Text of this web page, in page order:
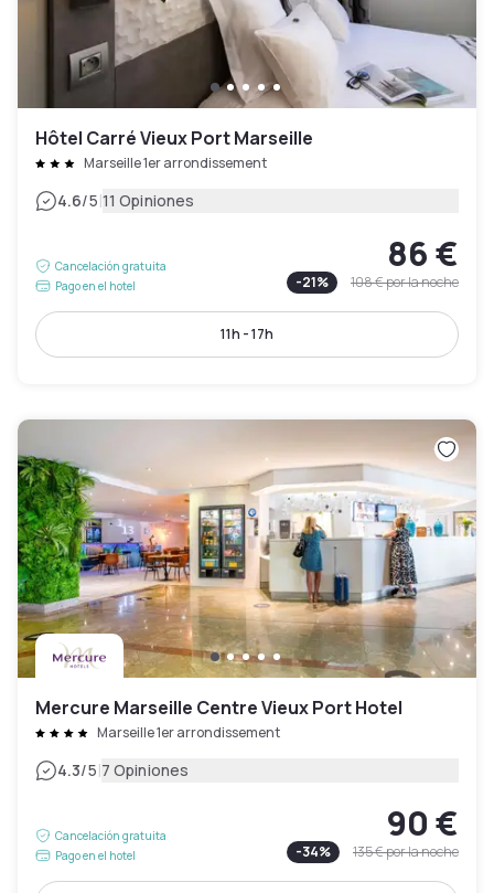
Hôtel Carré Vieux Port Marseille
Marseille 1er arrondissement
4.6/5|11 Opiniones
Cancelación gratuita
Pago en el hotel
86 €
-21% 108 €por la noche
11h - 17h
Mercure Marseille Centre Vieux Port Hotel
Marseille 1er arrondissement
4.3/5|7 Opiniones
Cancelación gratuita
Pago en el hotel
90 €
-34% 135 €por la noche